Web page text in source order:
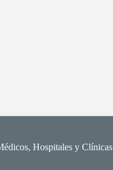
Hospitales y Clínicas